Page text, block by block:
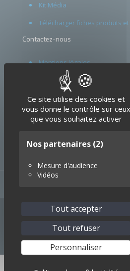
Ce site utilise des cookies et
vous donne le contrôle sur ceux
que vous souhaitez activer
Nos partenaires (2)
Mesure d'audience
Vidéos
Tout accepter
Tout refuser
Personnaliser
X
Kit Média
Télécharger fiches produits
Contactez-nous
Mentions légales
Glossaire
© 2026 SEDI-ATI. Tous droits